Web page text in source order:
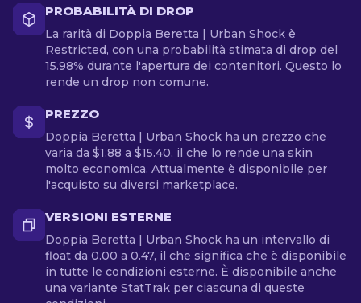
PROBABILITÀ DI DROP
La rarità di Doppia Beretta | Urban Shock è
Restricted, con una probabilità stimata di drop del
15.98% durante l'apertura dei contenitori. Questo lo
rende un drop non comune.
PREZZO
Doppia Beretta | Urban Shock ha un prezzo che
varia da $1.88 a $15.40, il che lo rende una skin
molto economica. Attualmente è disponibile per
l'acquisto su diversi marketplace.
VERSIONI ESTERNE
Doppia Beretta | Urban Shock ha un intervallo di
float da 0.00 a 0.47, il che significa che è disponibile
in tutte le condizioni esterne. È disponibile anche
una variante StatTrak per ciascuna di queste